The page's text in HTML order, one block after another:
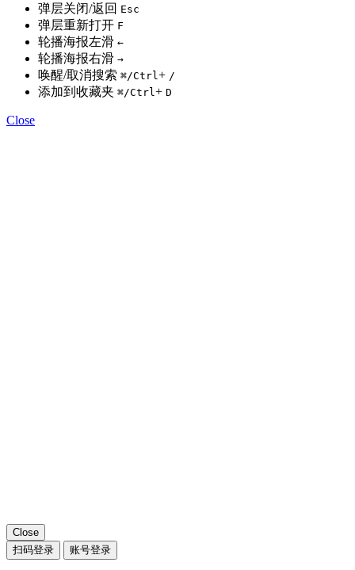
弹层关闭/返回 Esc
弹层重新打开 F
轮播海报左滑 ←
轮播海报右滑 →
唤醒/取消搜索 ⌘/Ctrl + /
添加到收藏夹 ⌘/Ctrl + D
Close
Close
扫码登录
账号登录